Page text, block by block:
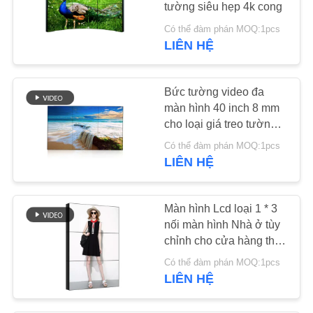
YÊU
SƠ
TRANG
Bảng hiệu kỹ thuật
số gắn trên tường
Kiosk màn hình cảm
ứng LCD
20
tường siêu hẹp 4k cong
Có thể đàm phán MOQ:1pcs
LIÊN HỆ
Bức tường video đa
màn hình 40 inch 8 mm
cho loại giá treo tường
trong nhà Độ sáng cao
Có thể đàm phán MOQ:1pcs
LIÊN HỆ
Màn hình Lcd loại 1 * 3
nối màn hình Nhà ở tùy
chỉnh cho cửa hàng thời
trang
Có thể đàm phán MOQ:1pcs
LIÊN HỆ